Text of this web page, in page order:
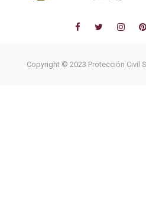
Copyright © 2023 Protección Civil